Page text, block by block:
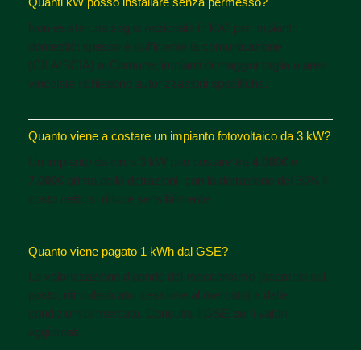
Quanti kW posso installare senza permesso?
Non esiste una soglia nazionale in kW: per impianti
domestici spesso è sufficiente la comunicazione
(CILA/SCIA) al Comune; impianti di maggior taglia o aree
vincolate richiedono autorizzazioni specifiche.
Quanto viene a costare un impianto fotovoltaico da 3 kW?
Un impianto da circa 3 kW può costare tra 4.000€ e
7.000€prima delle detrazioni; con la detrazione del 50% il
costo netto si riduce sensibilmente.
Quanto viene pagato 1 kWh dal GSE?
La valorizzazione dipende dal meccanismo (scambio sul
posto, ritiro dedicato, cessione al mercato) e dalle
condizioni di mercato. Consulta il GSE per i valori
aggiornati.